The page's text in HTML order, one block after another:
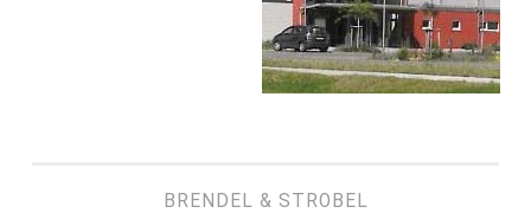
BRENDEL & STROBEL